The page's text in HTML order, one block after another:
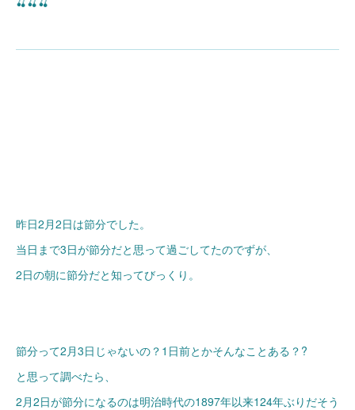
昨日2月2日は節分でした。
当日まで3日が節分だと思って過ごしてたのでずが、
2日の朝に節分だと知ってびっくり。
節分って2月3日じゃないの？1日前とかそんなことある？?
と思って調べたら、
2月2日が節分になるのは明治時代の1897年以来124年ぶりだそう